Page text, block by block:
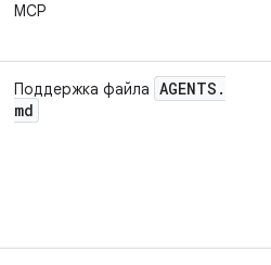
MCP
Поддержка файла AGENTS .
md